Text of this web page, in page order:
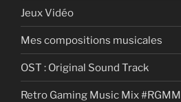
Jeux Vidéo
Mes compositions musicales
OST : Original Sound Track
Retro Gaming Music Mix #RGMM